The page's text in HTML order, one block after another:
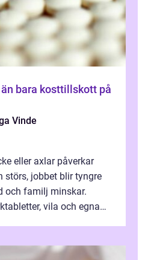
Vinde
eller axlar påverkar
störs, jobbet blir tyngre
och familj minskar.
vila och egna